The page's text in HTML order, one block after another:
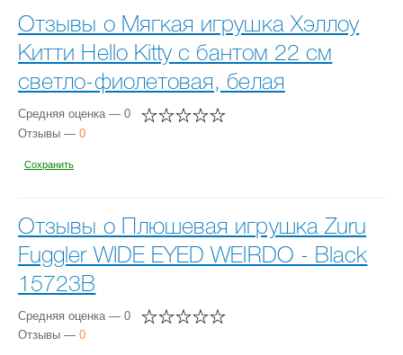
Отзывы о Мягкая игрушка Хэллоу
Китти Hello Kitty с бантом 22 см
светло-фиолетовая, белая
Средняя оценка — 0
Отзывы — 0
Сохранить
Отзывы о Плюшевая игрушка Zuru
Fuggler WIDE EYED WEIRDO - Black
15723B
Средняя оценка — 0
Отзывы — 0